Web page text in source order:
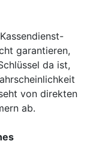
garantieren,
da ist,
von direkten
ab.